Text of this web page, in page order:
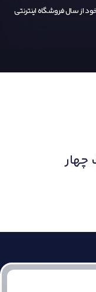
از سال فروشگاه اینترنتی
چهار